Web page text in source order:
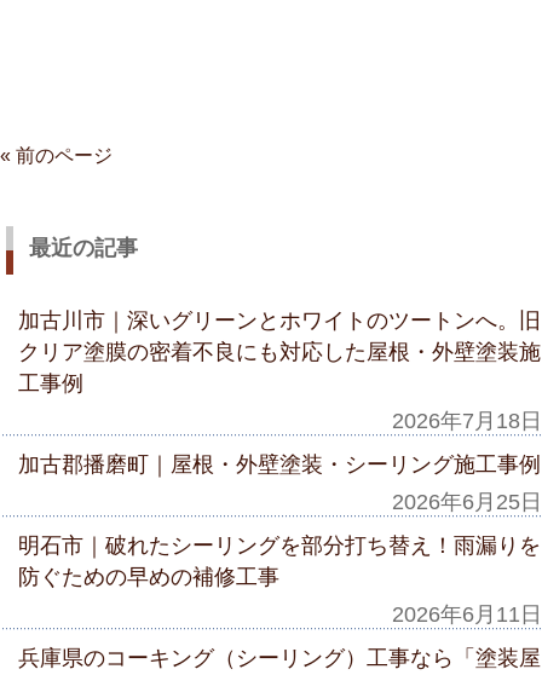
« 前のページ
最近の記事
加古川市｜深いグリーンとホワイトのツートンへ。旧
クリア塗膜の密着不良にも対応した屋根・外壁塗装施
工事例
2026年7月18日
加古郡播磨町｜屋根・外壁塗装・シーリング施工事例
2026年6月25日
明石市｜破れたシーリングを部分打ち替え！雨漏りを
防ぐための早めの補修工事
2026年6月11日
兵庫県のコーキング（シーリング）工事なら「塗装屋